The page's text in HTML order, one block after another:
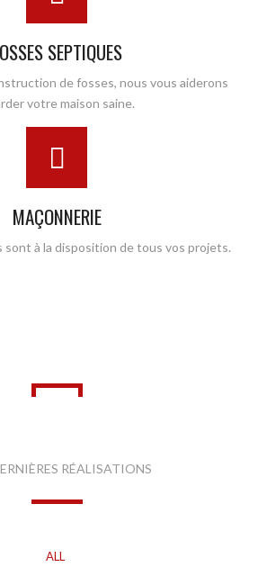
SEPTIQUES
de fosses, nous vous aiderons
votre maison saine.
MAÇONNERIE
sont à la disposition de tous vos projets.
RÉALISATIONS
ALL